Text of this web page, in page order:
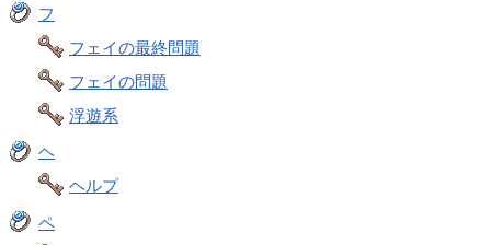
フ
フェイの最終問題
フェイの問題
浮遊系
ヘ
ヘルプ
ペ